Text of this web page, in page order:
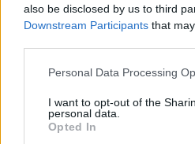
also be disclosed by us to third
Downstream Participants that
Please note that this website/app
not limited to your visit or usage
grant or deny consent to Google
use your data for below specified
Personal Data Processing
I want to opt-out of the
personal data.
Opted In